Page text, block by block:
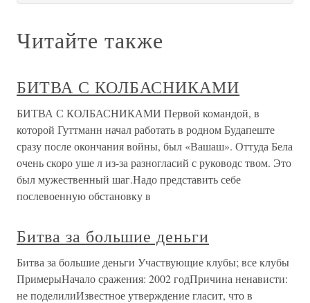
Читайте также
БИТВА С КОЛБАСНИКАМИ
БИТВА С КОЛБАСНИКАМИ Первой командой, в
которой Гуттманн начал работать в родном Будапеште
сразу после окончания войны, был «Вашаш». Оттуда Бела
очень скоро уше л из-за разногласий с руководс твом. Это
был мужественный шаг.Надо представить себе
послевоенную обстановку в
Битва за большие деньги
Битва за большие деньги Участвующие клубы; все клубы
ПримерыНачало сражения: 2002 годПричина ненависти:
не поделилиИзвестное утверждение гласит, что в